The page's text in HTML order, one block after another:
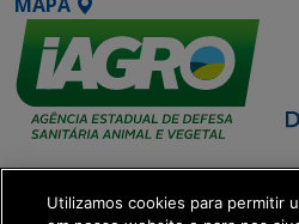
Executiva de
Utilizamos cookies para permitir